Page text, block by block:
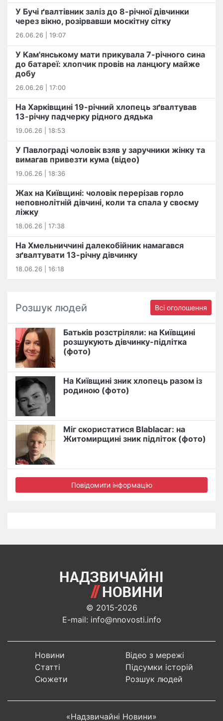
У Бучі ґвалтівник заліз до 8-річної дівчинки
через вікно, розірвавши москітну сітку
26.06.26 | 19:07
У Кам'янському мати прикувала 7-річного сина
до батареї: хлопчик провів на ланцюгу майже
добу
26.06.26 | 17:00
На Харківщині 19-річний хлопець​ ️зґвалтував
13-річну падчерку рідного дядька
19.06.26 | 18:53
У Павлограді чоловік взяв у заручники жінку та
вимагав привезти кума (відео)
19.06.26 | 18:36
Жах на Київщині: чоловік перерізав горло
неповнолітній дівчині, коли та спала у своєму
ліжку
18.06.26 | 17:38
На Хмельниччині далекобійник намагався
зґвалтувати 13-річну дівчинку
18.06.26 | 16:18
Розшук людей Всі оголошення
Батьків розстріляли: на Київщині
розшукують дівчинку-підлітка
(фото)
На Київщині зник хлопець разом із
родиною (фото)
Міг скористатися Blablacar: на
Житомирщині зник підліток (фото)
Повідомити інформацію
© 2015-2026
E-mail: info@nnovosti.info
Новини
Статті
Сюжети
Відео з мережі
Підсумки історій
Розшук людей
«Надзвичайні Новини»